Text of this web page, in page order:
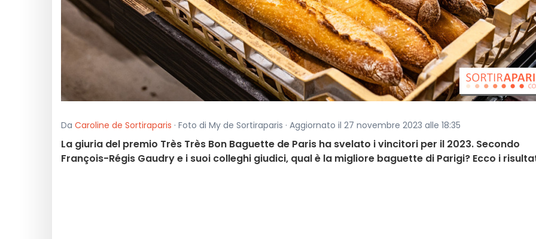
Da Caroline de Sortiraparis · Foto di My de Sortiraparis · Aggiornato il 27 novembre 2023 alle 18:35
La giuria del premio Très Très Bon Baguette de Paris ha svelato i vincitori per il 2023. Secondo
François-Régis Gaudry e i suoi colleghi giudici, qual è la migliore baguette di Parigi? Ecco i